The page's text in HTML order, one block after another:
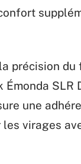
précision
Émonda SLR
une
virages